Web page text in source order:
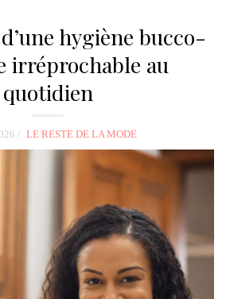
hygiène bucco-
irréprochable au
quotidien
LE RESTE DE LA MODE